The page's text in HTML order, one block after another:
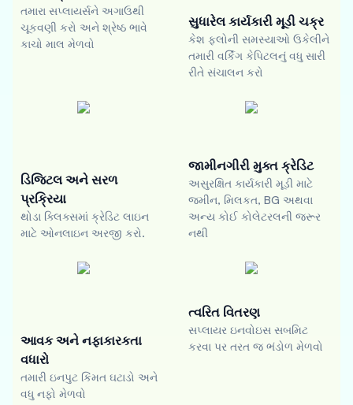
તમારા સપ્લાયર્સને અગાઉથી
ચૂકવણી કરો અને શ્રેષ્ઠ ભાવે
કાચો માલ મેળવો
સુધારેલ કાર્યકારી મૂડી ચક્ર
કેશ ફ્લોની સમસ્યાઓ ઉકેલીને
તમારી વર્કિંગ કેપિટલનું વધુ સારી
રીતે સંચાલન કરો
ડિજિટલ અને સરળ
પ્રક્રિયા
થોડા ક્લિક્સમાં ક્રેડિટ લાઇન
માટે ઓનલાઇન અરજી કરો.
જામીનગીરી મુક્ત ક્રેડિટ
અસુરક્ષિત કાર્યકારી મૂડી માટે
જમીન, મિલકત, BG અથવા
અન્ય કોઈ કોલેટરલની જરૂર
નથી
આવક અને નફાકારકતા
વધારો
તમારી ઇનપુટ કિંમત ઘટાડો અને
વધુ નફો મેળવો
ત્વરિત વિતરણ
સપ્લાયર ઇનવોઇસ સબમિટ
કરવા પર તરત જ ભંડોળ મેળવો